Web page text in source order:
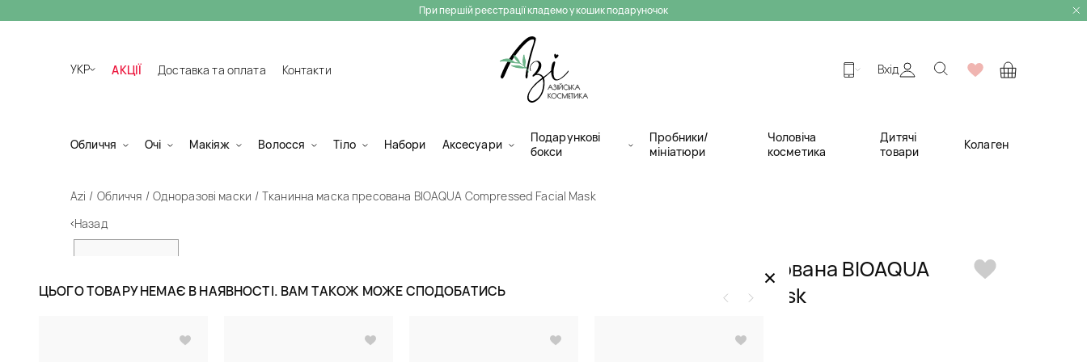
При першій реєстрації кладемо у кошик подаруночок
УКР АКЦІЇ Доставка та оплата Контакти Вхід
Обличчя Очі Макіяж Волосся Тіло Набори Аксесуари
Подарункові
бокси
Пробники/
мініатюри
Чоловіча
косметика
Дитячі
товари
Колаген
×
ЦЬОГО ТОВАРУ НЕМАЄ В НАЯВНОСТІ. ВАМ ТАКОЖ МОЖЕ СПОДОБАТИСЬ
Azi Обличчя Одноразові маски
Тканинна маска пресована BIOAQUA Compressed Facial Mask
Назад
Тканинна маска пресована BIOAQUA
Compressed Facial Mask